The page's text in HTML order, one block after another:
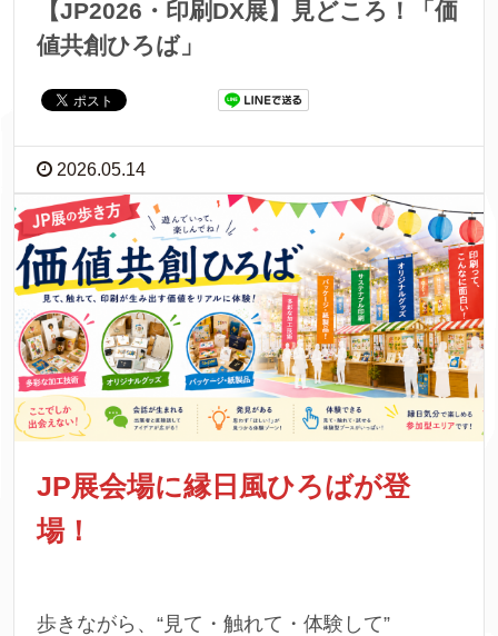
【JP2026・印刷DX展】見どころ！「価
値共創ひろば」
2026.05.14
JP展会場に縁日風ひろばが登
場！
歩きながら、“見て・触れて・体験して”